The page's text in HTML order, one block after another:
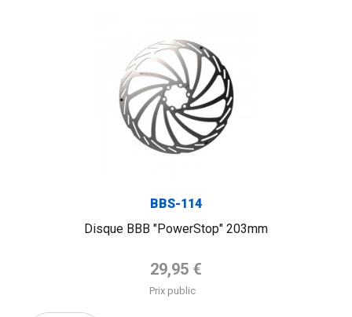
BBS-114
Disque BBB "PowerStop" 203mm
Prix de base
29,95 €
Prix public